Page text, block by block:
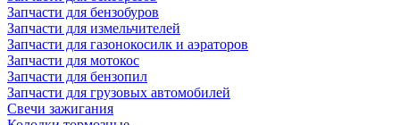
Запчасти для бензобуров
Запчасти для измельчителей
Запчасти для газонокосилк и аэраторов
Запчасти для мотокос
Запчасти для бензопил
Запчасти для грузовых автомобилей
Свечи зажигания